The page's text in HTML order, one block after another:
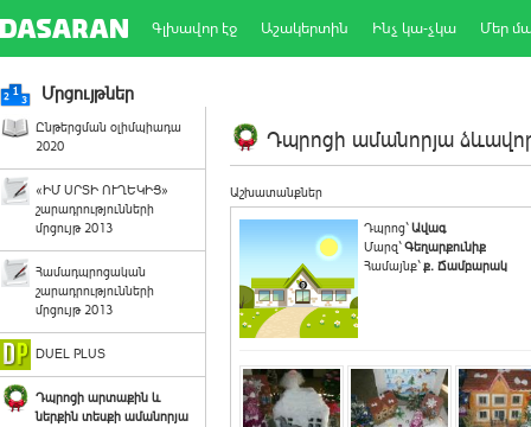
Գլխավոր էջ Աշակերտին Ինչ կա-չկա Մեր
Մրցույթներ
Ընթերցման օլիմպիադա
2020
«ԻՄ ՍՐՏԻ ՈՒՂԵԿԻՑ»
շարադրությունների
մրցույթ 2013
Համադպրոցական
շարադրությունների
մրցույթ 2013
DUEL PLUS
Դպրոցի արտաքին և
ներքին տեսքի ամանորյա
Դպրոցի ամանորյա
Աշխատանքներ
Դպրոց`Ավագ
Մարզ`Գեղարքունիք
Համայնք`ք. Ճամբարակ